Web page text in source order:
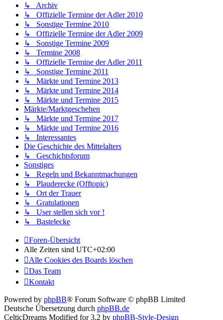
↳ Archiv
↳ Offizielle Termine der Adler 2010
↳ Sonstige Termine 2010
↳ Offizielle Termine der Adler 2009
↳ Sonstige Termine 2009
↳ Termine 2008
↳ Offizielle Termine der Adler 2011
↳ Sonstige Termine 2011
↳ Märkte und Termine 2013
↳ Märkte und Termine 2014
↳ Märkte und Termine 2015
Märkte/Marktgeschehen
↳ Märkte und Termine 2017
↳ Märkte und Termine 2016
↳ Interessantes
Die Geschichte des Mittelalters
↳ Geschichtsforum
Sonstiges
↳ Regeln und Bekanntmachungen
↳ Plauderecke (Offtopic)
↳ Ort der Trauer
↳ Gratulationen
↳ User stellen sich vor !
↳ Bastelecke
Foren-Übersicht
Alle Zeiten sind UTC+02:00
Alle Cookies des Boards löschen
Das Team
Kontakt
Powered by phpBB® Forum Software © phpBB Limited
Deutsche Übersetzung durch phpBB.de
CelticDreams Modified for 3.2 by phpBB-Style-Design